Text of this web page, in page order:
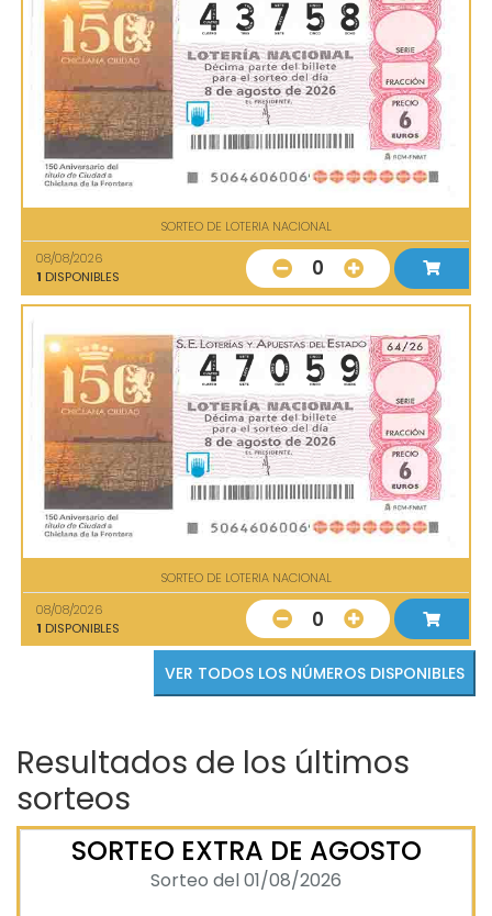
SORTEO DE LOTERIA NACIONAL
08/08/2026
1 DISPONIBLES 0
SORTEO DE LOTERIA NACIONAL
08/08/2026
1 DISPONIBLES 0
VER TODOS LOS NÚMEROS DISPONIBLES
Resultados de los últimos
sorteos
SORTEO EXTRA DE AGOSTO
Sorteo del 01/08/2026